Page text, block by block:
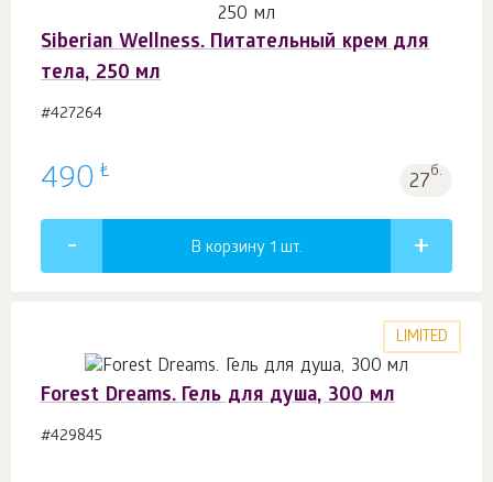
Siberian Wellness. Питательный крем для
тела, 250 мл
#427264
490 ₺ 27б.
В корзину 1 шт.
LIMITED
Forest Dreams. Гель для душа, 300 мл
#429845